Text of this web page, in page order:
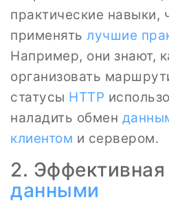
практические навыки,
применять лучшие
Например, они знают,
организовать
статусы HTTP
наладить обмен
клиентом и сервером.
2. Эффективная
данными